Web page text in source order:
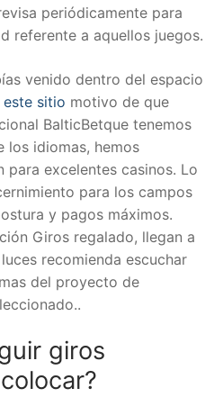
periódicamente para
referente a aquellos juegos.
venido dentro del espacio
este sitio motivo de que
BalticBetque tenemos
los idiomas, hemos
para excelentes casinos. Lo
para los campos
y pagos máximos.
Giros regalado, llegan a
recomienda escuchar
del proyecto de
giros